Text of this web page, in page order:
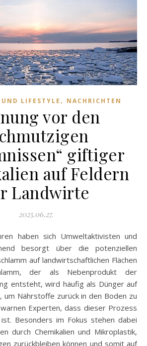
LIFESTYLE , NACHRICHTEN
vor den
giftiger
auf Feldern
Landwirte
2025.06.27.
besorgt über die potenziellen
auf landwirtschaftlichen Flächen
der als Nebenprodukt der
entsteht, wird häufig als Dünger auf
um Nährstoffe zurück in den Boden zu
Experten, dass dieser Prozess
Besonders im Fokus stehen dabei
durch Chemikalien und Mikroplastik,
zurückbleiben können und somit auf